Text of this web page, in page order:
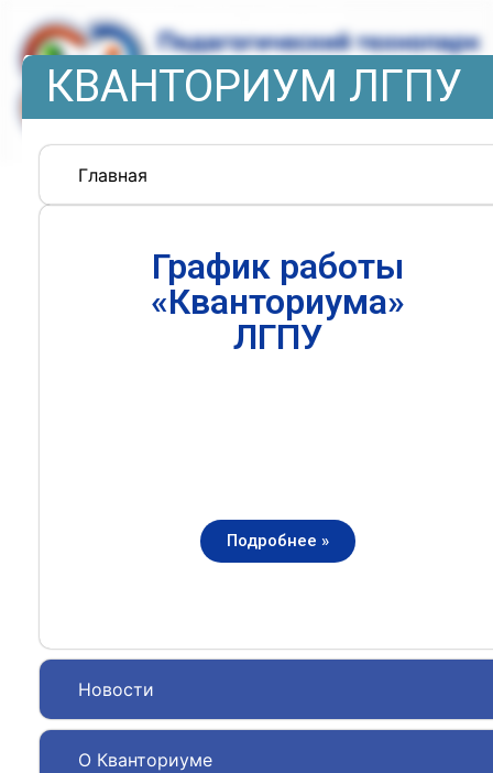
КВАНТОРИУМ ЛГПУ
Главная
Новости
О Кванториуме
График работы
«Кванториума»
ЛГПУ
Подробнее »